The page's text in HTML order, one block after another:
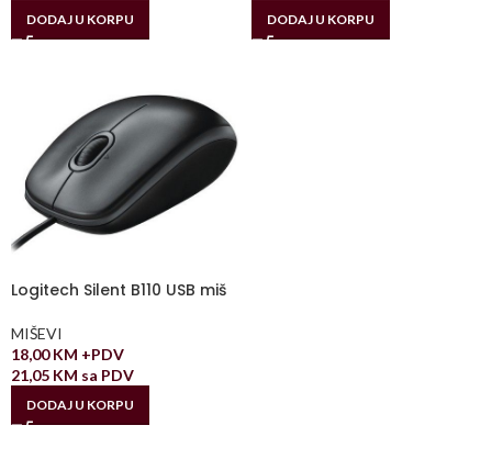
DODAJ U KORPU DODAJ U KORPU
Logitech Silent B110 USB miš
MIŠEVI
18,00KM +PDV
21,05 KM sa PDV
DODAJ U KORPU